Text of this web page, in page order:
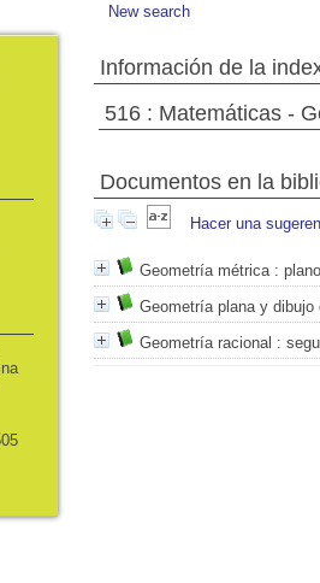
New search
Información de la
516 : Matemáticas -
Documentos en la
Hacer una
Geometría métrica:
Geometría plana y dibujo
Geometría racional :